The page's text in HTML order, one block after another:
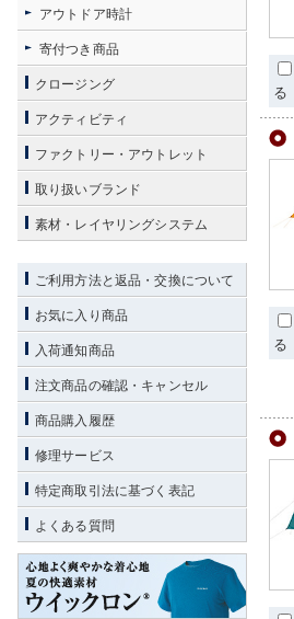
る
る
アウトドア時計
寄付つき商品
クロージング
アクティビティ
ファクトリー・アウトレット
取り扱いブランド
素材・レイヤリングシステム
ご利用方法と返品・交換について
お気に入り商品
入荷通知商品
注文商品の確認・キャンセル
商品購入履歴
修理サービス
特定商取引法に基づく表記
よくある質問